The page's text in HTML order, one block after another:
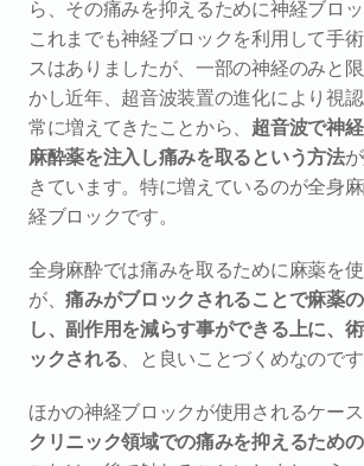
ら、その痛みを抑えるために神経ブロッ
これまでも神経ブロックを利用して手
スはありましたが、一部の神経のみと
かし近年、超音波装置の進化により視
常に増えてきたことから、 超音波で神
麻酔薬を注入し痛みを取るという方法
きています。特に増えているのが全身
経ブロックです。
全身麻酔では痛みを取るために麻薬を
が、痛みがブロックされることで麻薬
し、副作用を減らす事ができる上に、
ックされる、と良いことづくめなのです
ほかの神経ブロックが使用されるケー
クリニック領域での痛みを抑えるため